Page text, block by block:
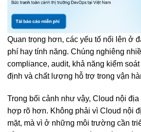
Quan trọng hơn, các yếu tố nổi lên ở
phí hay tính năng. Chúng nghiêng
compliance, audit, khả năng kiểm
định và chất lượng hỗ trợ trong vận
Trong bối cảnh như vậy, Cloud nội
hợp rõ hơn. Không phải vì Cloud nội
mặt, mà vì ở những môi trường cần